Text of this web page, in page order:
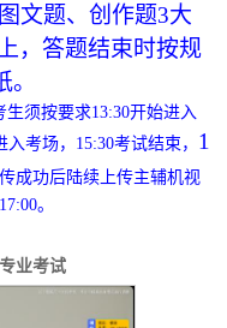
文题、创作题3大
，答题结束时按规
须按要求13:30开始进入
入考场，15:30考试结束， 1
成功后陆续上传主辅机视
。
业考试